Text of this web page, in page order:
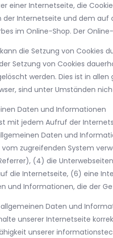
einer Internetseite, die
der Internetseite und dem
im Online-Shop. Der
die Setzung von Cookies
Setzung von Cookies
werden. Dies ist in
sind unter Umständen
Daten und Informationen
mit jedem Aufruf der
Daten und
vom zugreifenden System
(4) die
die Internetseite, (6) eine
und Informationen, die der
Daten und
unserer Internetseite
unserer